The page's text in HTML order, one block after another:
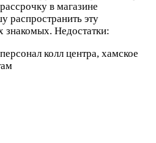
в магазине
распространить эту
знакомых. Недостатки:
колл центра, хамское